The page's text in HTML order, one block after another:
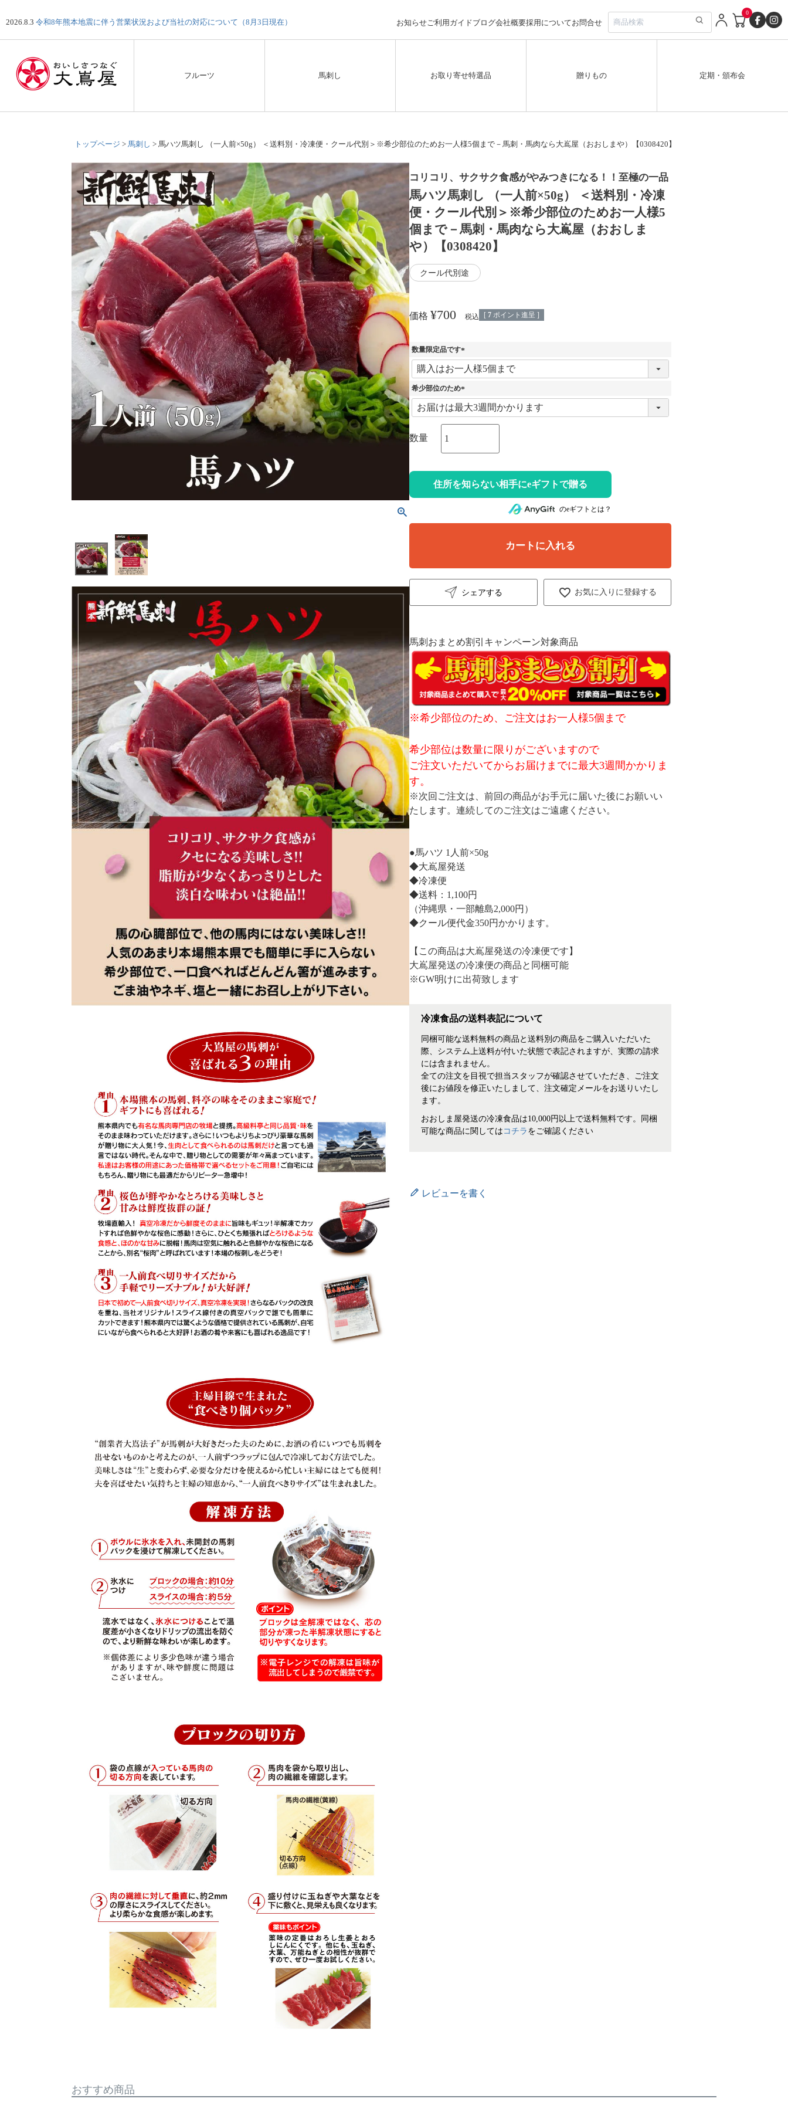
2026.8.3 令和8年熊本地震に伴う営業状況および当社の対応について（8月3日現在） お知らせ ご利用ガイドブログ会社概要採用についてお問合せ
0
フルーツ 馬刺し お取り寄せ特選品 贈りもの 定期・頒布会
トップページ 馬刺し 馬ハツ馬刺し （一人前×50g） ＜送料別・冷凍便・クール代別＞※希少部位のためお一人様5個まで－馬刺・馬肉なら大嶌屋（おおしまや）【0308420】
コリコリ、サクサク食感がやみつきになる！！至極の一品
馬ハツ馬刺し （一人前×50g） ＜送料別・冷凍
便・クール代別＞※希少部位のためお一人様5
個まで－馬刺・馬肉なら大嶌屋（おおしま
や）【0308420】
クール代別途
価格 ¥700 税込 [ 7 ポイント進呈 ]
数量限定品です
(
必
希少部位のため
(
必
須
お気に入りに登録する
カートに入れる
住所を知らない相手にeギフトで贈る
のeギフトとは？
シェアする
馬刺おまとめ割引キャンペーン対象商品
※希少部位のため、ご注文はお一人様5個まで
希少部位は数量に限りがございますので
ご注文いただいてからお届けまでに最大3週間かかりま
す。
※次回ご注文は、前回の商品がお手元に届いた後にお願いい
たします。連続してのご注文はご遠慮ください。
●馬ハツ 1人前×50g
◆大嶌屋発送
◆冷凍便
◆送料：1,100円
（沖縄県・一部離島2,000円）
◆クール便代金350円かかります。
【この商品は大嶌屋発送の冷凍便です】
大嶌屋発送の冷凍便の商品と同梱可能
※GW明けに出荷致します
冷凍食品の送料表記について
同梱可能な送料無料の商品と送料別の商品をご購入いただいた
際、システム上送料が付いた状態で表記されますが、実際の請求
には含まれません。
全ての注文を目視で担当スタッフが確認させていただき、ご注文
後にお値段を修正いたしまして、注文確定メールをお送りいたし
ます。
おおしま屋発送の冷凍食品は10,000円以上で送料無料です。同梱
可能な商品に関しては コチラ をご確認ください
レビューを書く
おすすめ商品